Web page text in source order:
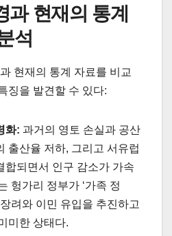
과 현재의 통계
석
현재의 통계 자료를 비교
징을 발견할 수 있다:
화: 과거의 영토 손실과 공산
출산율 저하, 그리고 서유럽
합되면서 인구 감소가 가속
헝가리 정부가 ‘가족 정
려와 이민 유입을 추진하고
미한 상태다.